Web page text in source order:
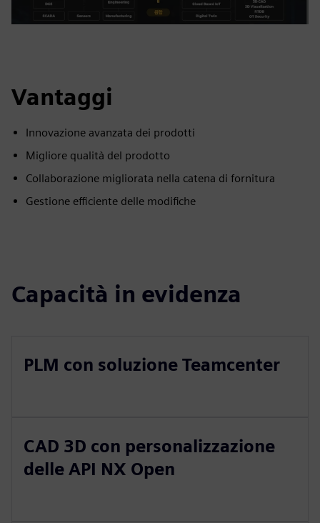
Vantaggi
Innovazione avanzata dei prodotti
Migliore qualità del prodotto
Collaborazione migliorata nella catena di fornitura
Gestione efficiente delle modifiche
Capacità in evidenza
PLM con soluzione Teamcenter
CAD 3D con personalizzazione
delle API NX Open